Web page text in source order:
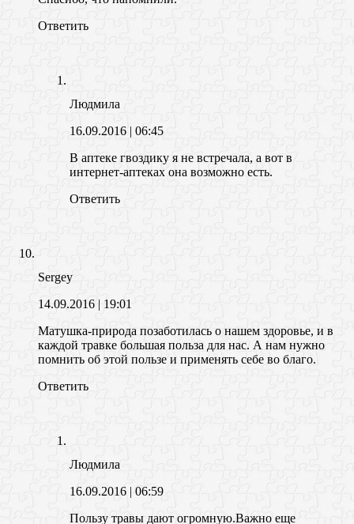
Ответить
Людмила
16.09.2016 | 06:45
В аптеке гвоздику я не встречала, а вот в
интернет-аптеках она возможно есть.
Ответить
Sergey
14.09.2016 | 19:01
Матушка-природа позаботилась о нашем здоровье, и в
каждой травке большая польза для нас. А нам нужно
помнить об этой пользе и применять себе во благо.
Ответить
Людмила
16.09.2016 | 06:59
Пользу травы дают огромную.Важно еще